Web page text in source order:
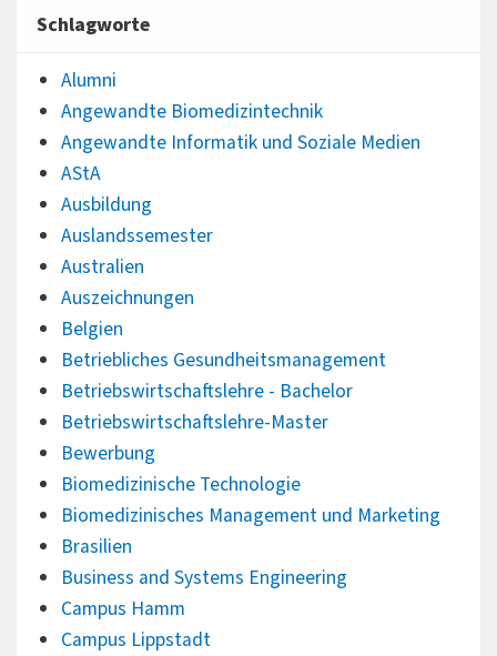
Schlagworte
Alumni
Angewandte Biomedizintechnik
Angewandte Informatik und Soziale Medien
AStA
Ausbildung
Auslandssemester
Australien
Auszeichnungen
Belgien
Betriebliches Gesundheitsmanagement
Betriebswirtschaftslehre - Bachelor
Betriebswirtschaftslehre-Master
Bewerbung
Biomedizinische Technologie
Biomedizinisches Management und Marketing
Brasilien
Business and Systems Engineering
Campus Hamm
Campus Lippstadt